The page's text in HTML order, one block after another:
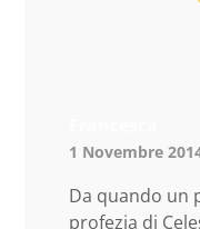
1 Novembre
Da quando un
profezia di